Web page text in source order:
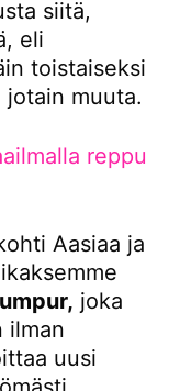
siitä,
eli
toistaiseksi
muuta.
reppu
Aasiaa ja
joka
ilman
uusi